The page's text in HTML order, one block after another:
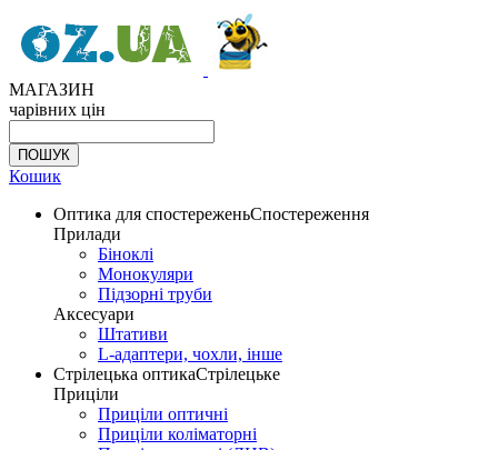
МАГАЗИН
чарівних цін
Кошик
Оптика для спостереженьСпостереження
Прилади
Біноклі
Монокуляри
Підзорні труби
Аксесуари
Штативи
L-адаптери, чохли, інше
Стрілецька оптикаСтрілецьке
Приціли
Приціли оптичні
Приціли коліматорні